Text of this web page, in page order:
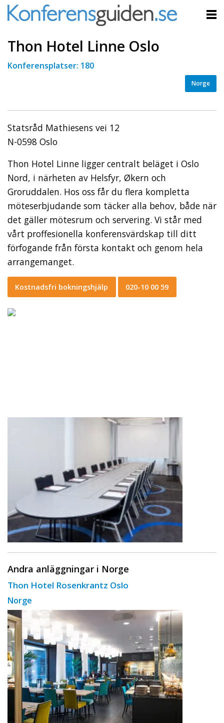
Thon Hotel Linne Oslo
Konferensplatser: 180
Norge
Statsråd Mathiesens vei 12
N-0598 Oslo
Thon Hotel Linne ligger centralt beläget i Oslo
Nord, i närheten av Helsfyr, Økern och
Groruddalen. Hos oss får du flera kompletta
möteserbjudande som täcker alla behov, både när
det gäller mötesrum och servering. Vi står med
vårt proffesionella konferensvärdskap till ditt
förfogande från första kontakt och genom hela
arrangemanget.
Kostnadsfri bokningshjälp 020-10 00 59
Andra anläggningar i Norge
Thon Hotel Rosenkrantz Oslo
Norge